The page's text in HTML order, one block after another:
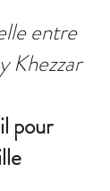
entre
Khezzar
pour